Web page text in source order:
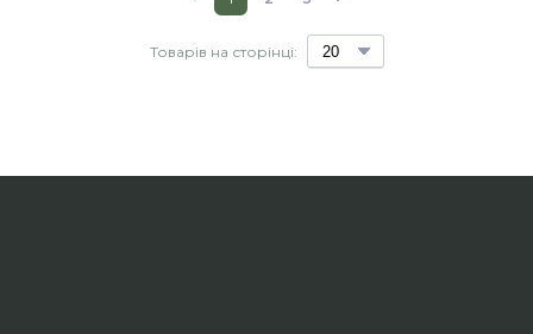
Товарів на сторінці: